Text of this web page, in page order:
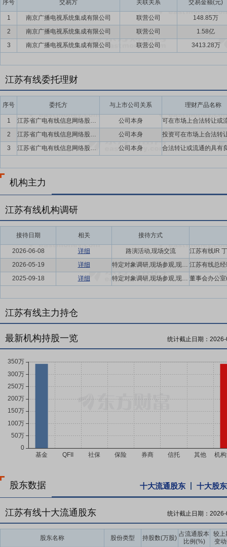
序号 交易方 关联关系 交易金额(元)
1 南京广播电视系统集成有限公司 联营公司
148.85万
2
南京广播电视系统集成有限公司 联营公司
1.58亿
3
南京广播电视系统集成有限公司 联营公司 3413.28万
江苏有线委托理财
序号 委托方 与上市公司关系 理财产品名称
1 江苏省广电有线信息网络股份有限公司
公司本身
2
江苏省广电有线信息网络股份有限公司
公司本身
3
江苏省广电有线信息网络股份有限公司 公司本身
机构主力
江苏有线机构调研
接待日期 相关 接待方式
2026-06-08 详细
路演活动,现场交流
2026-05-19
详细
特定对象调研,现场参观,现场调研
2025-09-18
详细 特定对象调研,现场参观,现场调研
江苏有线主力持仓
最新机构持股一览 统计截止日期：
股东数据 十大流通股东 十大股东
江苏有线十大流通股东 统计截止日期：
股东名称 股份类型 持股数(万股)
占流通股本
比例(%)
较上
变